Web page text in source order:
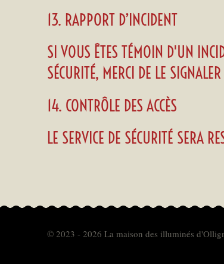
13. RAPPORT D’INCIDENT
SI VOUS ÊTES TÉMOIN D'UN
SÉCURITÉ, MERCI DE LE
14. CONTRÔLE DES ACCÈS
LE SERVICE DE SÉCURITÉ SERA
© 2023 - 2026 La maison des illuminés